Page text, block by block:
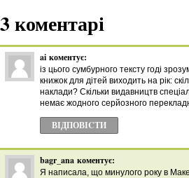
3 коментарі
ai коментує:
із цього сумбурного тексту годі
книжок для дітей виходить на рік:
наклади? Скільки видавництв
немає жодного серйозного
ВІДПОВІCТИ
bagr_ana коментує:
Я написала, що минулого року в